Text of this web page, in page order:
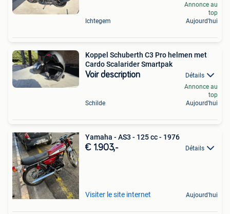
Ichtegem
Annonce au
top
Aujourd'hui
Koppel Schuberth C3 Pro helmen met
Cardo Scalarider Smartpak
Voir description Détails
Schilde
Annonce au
top
Aujourd'hui
Yamaha - AS3 - 125 cc - 1976
€ 1.903,- Détails
Visiter le site internet Aujourd'hui